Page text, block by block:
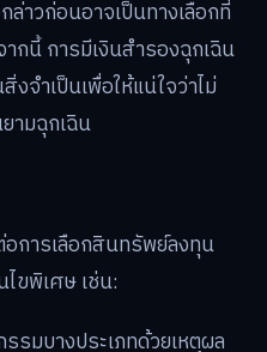
าวก่อนอาจเป็นทางเลือกที่
กนี้ การมีเงินสำรองฉุกเฉิน
งจำเป็นเพื่อให้แน่ใจว่าไม่
ามฉุกเฉิน
การเลือกสินทรัพย์ลงทุน
ขพิเศษ เช่น:
รมบางประเภทด้วยเหตุผล